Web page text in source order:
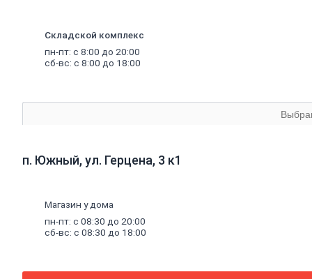
стальная
Комплектующие
для
опалубки
и
Труба
стальная
водогазопроводная
Труба
Строительные
Складской комплекс
пн-пт: с 8:00 до 20:00
сб-вс: с 8:00 до 18:00
п. Южный, ул. Герцена, 3 к1
Магазин у дома
пн-пт: с 08:30 до 20:00
сб-вс: с 08:30 до 18:00